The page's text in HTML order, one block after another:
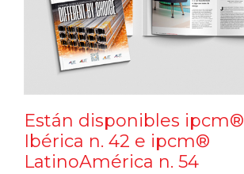
Están disponibles ipcm®
Ibérica n. 42 e ipcm®
LatinoAmérica n. 54